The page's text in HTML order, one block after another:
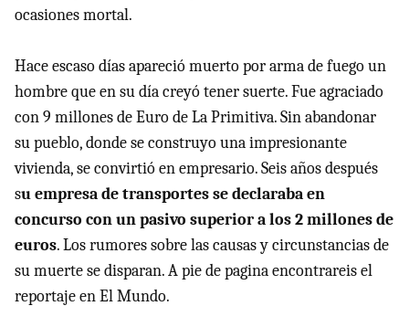
ocasiones mortal.
Hace escaso días apareció muerto por arma de fuego un
hombre que en su día creyó tener suerte. Fue agraciado
con 9 millones de Euro de La Primitiva. Sin abandonar
su pueblo, donde se construyo una impresionante
vivienda, se convirtió en empresario. Seis años después
su empresa de transportes se declaraba en
concurso con un pasivo superior a los 2 millones de
euros. Los rumores sobre las causas y circunstancias de
su muerte se disparan. A pie de pagina encontrareis el
reportaje en El Mundo.